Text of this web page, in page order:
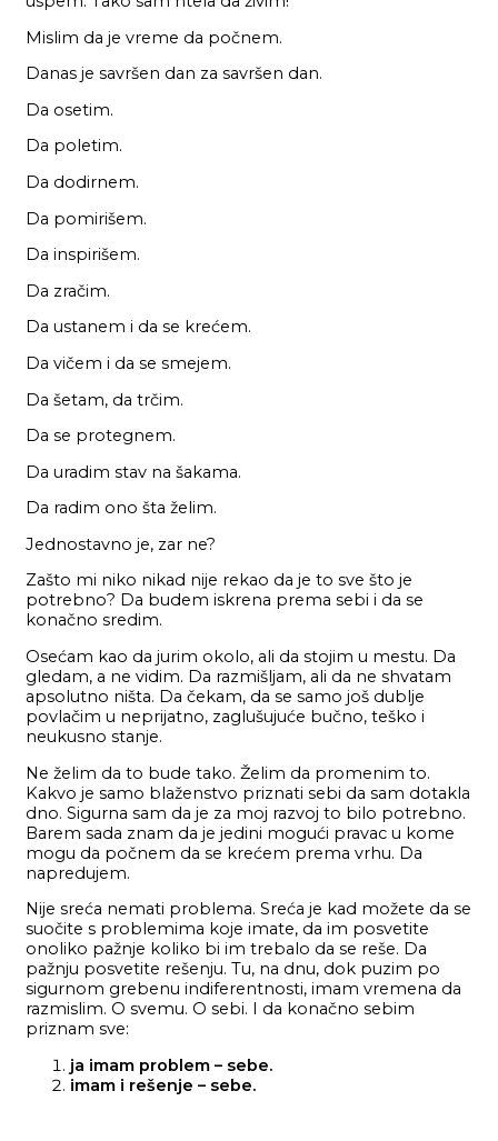
Mislim da je vreme da počnem.
Danas je savršen dan za savršen dan.
Da osetim.
Da poletim.
Da dodirnem.
Da pomirišem.
Da inspirišem.
Da zračim.
Da ustanem i da se krećem.
Da vičem i da se smejem.
Da šetam, da trčim.
Da se protegnem.
Da uradim stav na šakama.
Da radim ono šta želim.
Jednostavno je, zar ne?
Zašto mi niko nikad nije rekao da je to sve što je
potrebno? Da budem iskrena prema sebi i da se
konačno sredim.
Osećam kao da jurim okolo, ali da stojim u mestu. Da
gledam, a ne vidim. Da razmišljam, ali da ne shvatam
apsolutno ništa. Da čekam, da se samo još dublje
povlačim u neprijatno, zaglušujuće bučno, teško i
neukusno stanje.
Ne želim da to bude tako. Želim da promenim to.
Kakvo je samo blaženstvo priznati sebi da sam dotakla
dno. Sigurna sam da je za moj razvoj to bilo potrebno.
Barem sada znam da je jedini mogući pravac u kome
mogu da počnem da se krećem prema vrhu. Da
napredujem.
Nije sreća nemati problema. Sreća je kad možete da se
suočite s problemima koje imate, da im posvetite
onoliko pažnje koliko bi im trebalo da se reše. Da
pažnju posvetite rešenju. Tu, na dnu, dok puzim po
sigurnom grebenu indiferentnosti, imam vremena da
razmislim. O svemu. O sebi. I da konačno sebim
priznam sve:
ja imam problem – sebe.
imam i rešenje – sebe.